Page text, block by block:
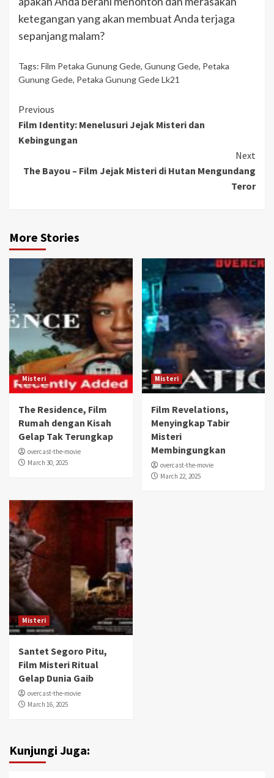
ketegangan yang akan membuat Anda terjaga
sepanjang malam?
Tags: Film Petaka Gunung Gede, Gunung Gede, Petaka
Gunung Gede, Petaka Gunung Gede Lk21
Continue
Reading
Previous
Film Identity: Menelusuri Jejak Misteri dan
Kebingungan
Next
The Bayou – Film Jejak Misteri di Hutan Mengundang
Teror
More Stories
Misteri
The Residence, Film
Rumah dengan Kisah
Gelap Tak Terungkap
overcast-the-movie
March 30, 2025
Misteri
Film Revelations,
Menyingkap Tabir
Misteri
Membingungkan
overcast-the-movie
March 22, 2025
Misteri
Santet Segoro Pitu,
Film Misteri Ritual
Gelap Dunia Gaib
overcast-the-movie
March 16, 2025
Kunjungi Juga: